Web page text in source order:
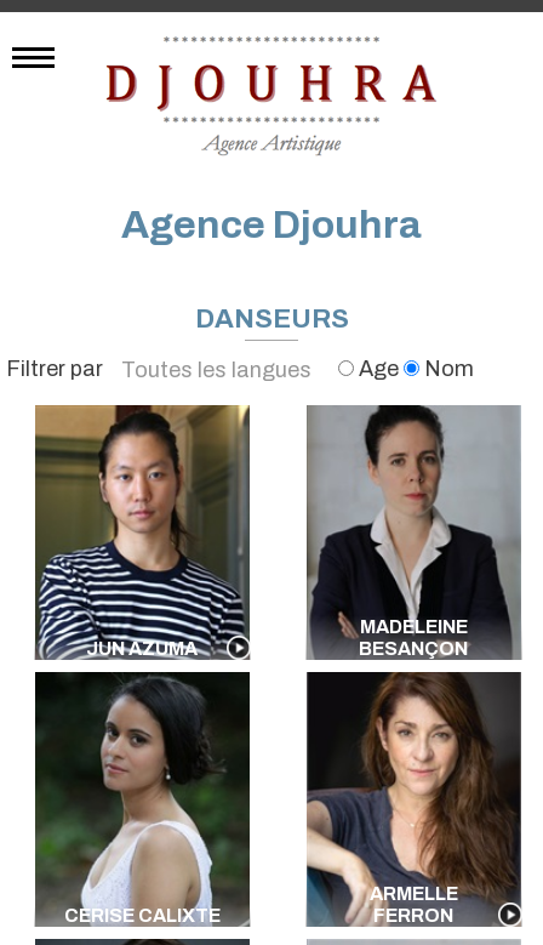
Agence Djouhra
DANSEURS
Filtrer par
Toutes les langues
Anglais
Français
Espagnol
Allemand
Japonais
Italien
Arabe
Kabyle
Egyptien
Luxembourgeois
Arabe Littéraire
Toutes les langues
Age Nom
JUN AZUMA
MADELEINE
BESANÇON
CERISE CALIXTE
ARMELLE
FERRON